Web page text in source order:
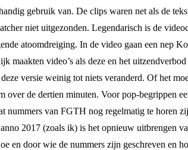
gebruik van. De clips waren net als de
niet uitgezonden. Legendarisch is de
atoomdreiging. In de video gaan een nep
maakten video’s als deze en het
versie weinig tot niets veranderd. Of het
over de dertien minuten. Voor pop-begrippen
nummers van FGTH nog regelmatig te horen
2017 (zoals ik) is het opnieuw uitbrengen
en door wie de nummers zijn geschreven en